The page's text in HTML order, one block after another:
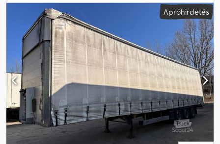
rakodótér térfogata:101 m³, felfüggesztés:levegő, abroncs méret:
385/55 R22,5, szín:ezüst , Felszereltség:ABS,
Össztömeg: 6619 kg, DIN EN 12642 szabványnak megfelel (XL kód),
Rakteret térfogata: 101 m³, Rakteret méretei (H x Sz x M): 13 620
mm x 2480 mm x 3000 mm, Gumiabroncs mérete: 385/55 R22.5,
Első tengely: , Második tengely: , Harmadik tengely: , Légrugózás,
Alvázvédelem, Elektronikus fékezési rendszer (EBS),
Szerszámtároló, Pótkerektartó (2 db), Rögzített futómű, Csúszó
tető, Csatlakozóaljzat 1x15- és 2x7-pólusú, Antisprey védelem,
Vámzárak, Emelőtető (hidraulikus). Crjdpezrqflefx Aftef
Apróhirdetés